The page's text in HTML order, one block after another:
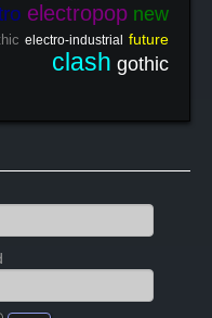
electropop new
electro-industrial future
clash gothic